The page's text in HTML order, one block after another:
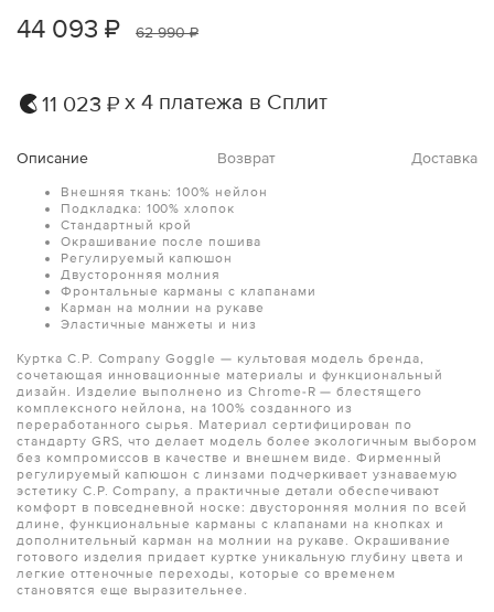
44 093 ₽ 62 990 ₽
11 023 ₽ х 4 платежа в Сплит
Описание Возврат Доставка
Внешняя ткань: 100% нейлон
Подкладка: 100% хлопок
Стандартный крой
Окрашивание после пошива
Регулируемый капюшон
Двусторонняя молния
Фронтальные карманы с клапанами
Карман на молнии на рукаве
Эластичные манжеты и низ
Куртка C.P. Company Goggle — культовая модель бренда,
сочетающая инновационные материалы и функциональный
дизайн. Изделие выполнено из Chrome-R — блестящего
комплексного нейлона, на 100% созданного из
переработанного сырья. Материал сертифицирован по
стандарту GRS, что делает модель более экологичным выбором
без компромиссов в качестве и внешнем виде. Фирменный
регулируемый капюшон с линзами подчеркивает узнаваемую
эстетику C.P. Company, а практичные детали обеспечивают
комфорт в повседневной носке: двусторонняя молния по всей
длине, функциональные карманы с клапанами на кнопках и
дополнительный карман на молнии на рукаве. Окрашивание
готового изделия придает куртке уникальную глубину цвета и
легкие оттеночные переходы, которые со временем
становятся еще выразительнее.